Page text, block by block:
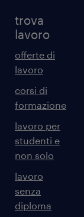
trova
lavoro
offerte di
lavoro
corsi di
formazione
lavoro per
studenti e
non solo
lavoro
senza
diploma